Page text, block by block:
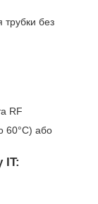
трубки без
RF
60°C) або
IT: